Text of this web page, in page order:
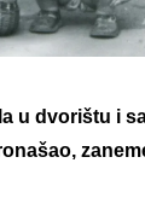
u dvorištu i